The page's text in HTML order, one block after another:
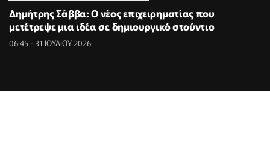
Δημήτρης Σάββα: Ο νέος επιχειρηματίας που
μετέτρεψε μια ιδέα σε δημιουργικό στούντιο
06:45 - 31 ΙΟΥΛΙΟΥ 2026